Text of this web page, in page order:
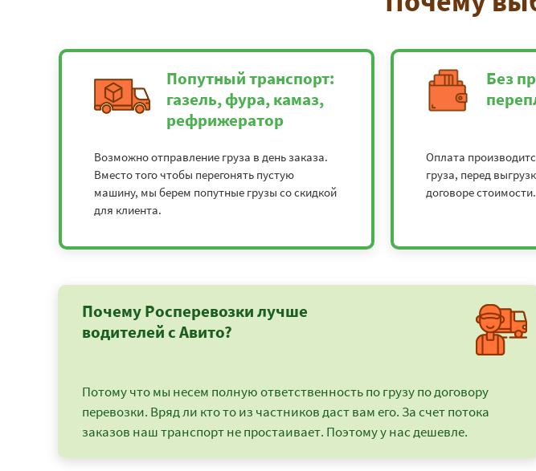
Попутный транспорт:
газель, фура, камаз,
рефрижератор
Возможно отправление груза в день заказа.
Вместо того чтобы перегонять пустую
машину, мы берем попутные грузы со скидкой
для клиента.
Без
Оплата
груза, перед
договоре стоимости.
Почему Росперевозки лучше
водителей с Авито?
Потому что мы несем полную ответственность по грузу по договору
перевозки. Вряд ли кто то из частников даст вам его. За счет потока
заказов наш транспорт не простаивает. Поэтому у нас дешевле.